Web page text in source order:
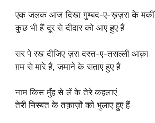
एक जलक आज दिखा गुम्बद-ए-ख़ज़रा के मकीं
कुछ भी हैं दूर से दीदार को आए हुए हैं
सर पे रख दीजिए ज़रा दस्त-ए-तसल्ली आक़ा
ग़म से मारे हैं, ज़माने के सताए हुए हैं
नाम किस मुँह से लें के तेरे कहलाएं
तेरी निस्बत के तक़ाज़ों को भुलाए हुए हैं